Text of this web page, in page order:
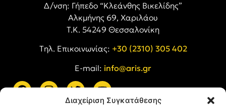
Διαχείριση Συγκατάθεσης
Δ/νση: Γήπεδο “Κλεάνθης Βικελίδης”
Αλκμήνης 69, Χαριλάου
Τ.Κ. 54249 Θεσσαλονίκη
Tηλ. Επικοινωνίας: +30 (2310) 305 402
E-mail: info@aris.gr